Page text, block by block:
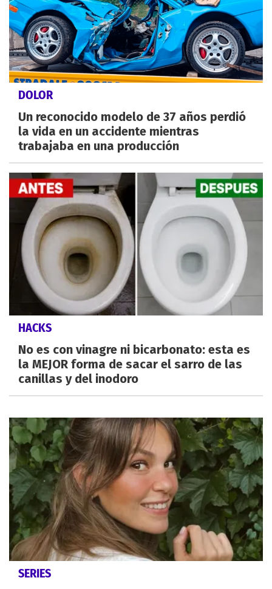
DOLOR
Un reconocido modelo de 37 años perdió
la vida en un accidente mientras
trabajaba en una producción
HACKS
No es con vinagre ni bicarbonato: esta es
la MEJOR forma de sacar el sarro de las
canillas y del inodoro
SERIES